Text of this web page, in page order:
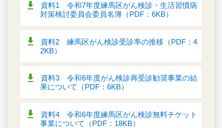
資料1 令和7年度練馬区がん検診・生活習慣病
対策検討委員会委員名簿（PDF：6KB）
資料2 練馬区がん検診受診率の推移（PDF：4
2KB）
資料3 令和6年度がん検診再受診勧奨事業の結
果について（PDF：6KB）
資料4 令和6年度練馬区がん検診無料チケット
事業について（PDF：18KB）